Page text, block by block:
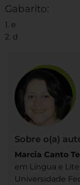
Gabarito:
1. e
2. d
Sobre o(a)
Marcia Canto
em Língua e
Universidade